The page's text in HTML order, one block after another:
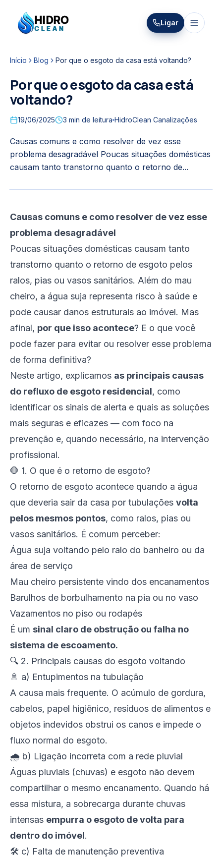
HIDRO
CLEAN
HidroClean Canalizações
Ligar
Início Blog Por que o esgoto da casa está voltando?
Por que o esgoto da casa está
voltando?
19/06/2025 3 min de leitura HidroClean Canalizações
Causas comuns e como resolver de vez esse
problema desagradável Poucas situações domésticas
causam tanto transtorno quanto o retorno de...
Causas comuns e como resolver de vez esse
problema desagradável
Poucas situações domésticas causam tanto
transtorno quanto o retorno de esgoto pelos
ralos, pias ou vasos sanitários. Além do mau
cheiro, a água suja representa risco à saúde e
pode causar danos estruturais ao imóvel. Mas
afinal, por que isso acontece? E o que você
pode fazer para evitar ou resolver esse problema
de forma definitiva?
Neste artigo, explicamos as principais causas
do refluxo de esgoto residencial, como
identificar os sinais de alerta e quais as soluções
mais seguras e eficazes — com foco na
prevenção e, quando necessário, na intervenção
profissional.
🛑 1. O que é o retorno de esgoto?
O retorno de esgoto acontece quando a água
que deveria sair da casa por tubulações volta
pelos mesmos pontos, como ralos, pias ou
vasos sanitários. É comum perceber:
Água suja voltando pelo ralo do banheiro ou da
área de serviço
Mau cheiro persistente vindo dos encanamentos
Barulhos de borbulhamento na pia ou no vaso
Vazamentos no piso ou rodapés
É um sinal claro de obstrução ou falha no
sistema de escoamento.
🔍 2. Principais causas do esgoto voltando
🚿 a) Entupimentos na tubulação
A causa mais frequente. O acúmulo de gordura,
cabelos, papel higiênico, resíduos de alimentos e
objetos indevidos obstrui os canos e impede o
fluxo normal do esgoto.
🌧️ b) Ligação incorreta com a rede pluvial
Águas pluviais (chuvas) e esgoto não devem
compartilhar o mesmo encanamento. Quando há
essa mistura, a sobrecarga durante chuvas
intensas empurra o esgoto de volta para
dentro do imóvel.
🛠️ c) Falta de manutenção preventiva